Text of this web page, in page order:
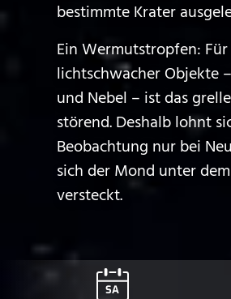
bestimmte Krater
Ein Wermutstropfen:
lichtschwacher Objekte
und Nebel – ist das
störend. Deshalb lohnt
Beobachtung nur bei
sich der Mond unter
versteckt.
SA